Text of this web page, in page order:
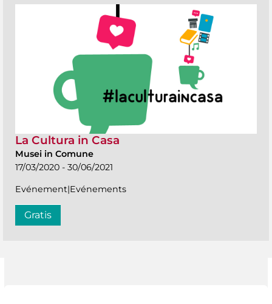
La Cultura in Casa
Musei in Comune
17/03/2020 - 30/06/2021
Evénement|Evénements
Gratis